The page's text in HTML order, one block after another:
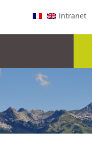
Intranet